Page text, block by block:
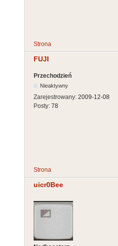
Strona
FUJI
Przechodzień
Nieaktywny
Zarejestrowany: 2009-12-08
Posty: 78
Strona
uicr0Bee